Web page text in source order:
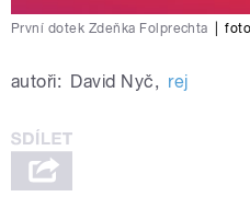
První dotek Zdeňka Folprechta
autoři: David Nyč, rej